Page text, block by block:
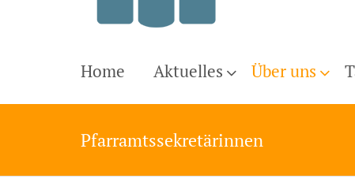
Home Aktuelles Über uns
Pfarramtssekretärinnen